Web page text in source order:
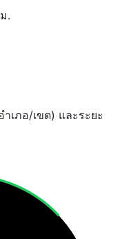
.
เภอ/เขต) และระยะ